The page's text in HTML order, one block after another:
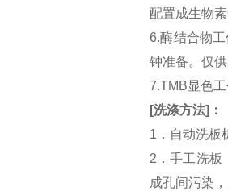
配置成生物
6.酶结合物
钟准备。仅
7.TMB显色
[洗涤方法] ：
1．自动洗板
2．手工洗板
成孔间污染